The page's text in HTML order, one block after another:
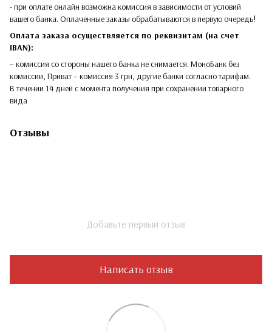
- при оплате онлайн возможна комиссия в зависимости от условий
вашего банка. Оплаченные заказы обрабатываются в первую очередь!
Оплата заказа осуществляется по реквизитам (на счет
IBAN):
– комиссия со стороны нашего банка не снимается. МоноБанк без
комиссии, Приват – комиссия 3 грн, другие банки согласно тарифам.
В течении 14 дней с момента получения при сохранении товарного
вида
Отзывы
Добавьте первый отзыв
Написать отзыв